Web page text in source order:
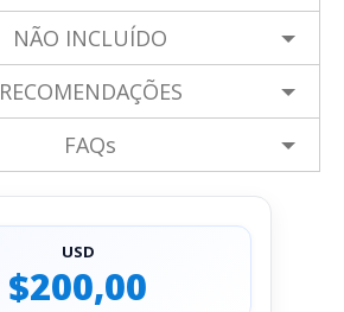
NÃO INCLUÍDO
RECOMENDAÇÕES
FAQs
USD
$200,00